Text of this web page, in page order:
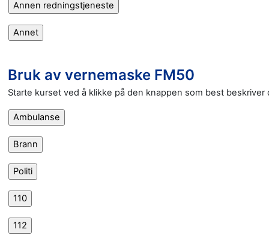
Bruk av vernemaske FM50
Starte kurset ved å klikke på den knappen som best beskriver